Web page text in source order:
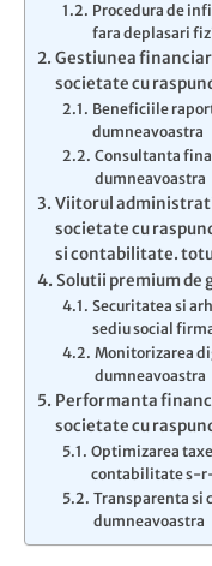
Procedura de
fara deplasari
Gestiunea
societate cu
Beneficiile
dumneavoastra
Consultanta
dumneavoastra
Viitorul
societate cu
si contabilitate.
Solutii premium de
Securitatea si
sediu social
Monitorizarea
dumneavoastra
Performanta
societate cu
Optimizarea
contabilitate s-
Transparenta si
dumneavoastra